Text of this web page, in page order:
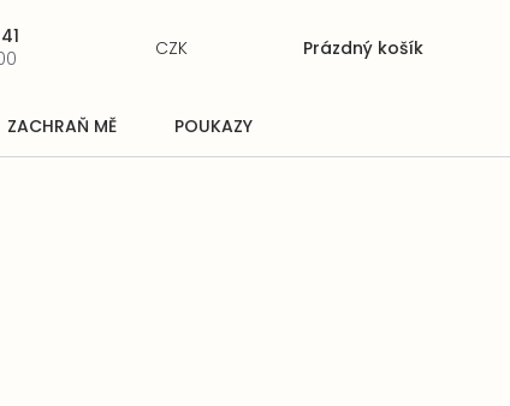
Nákupní
Prázdný košík
CZK
ZACHRAŇ MĚ POUKAZY